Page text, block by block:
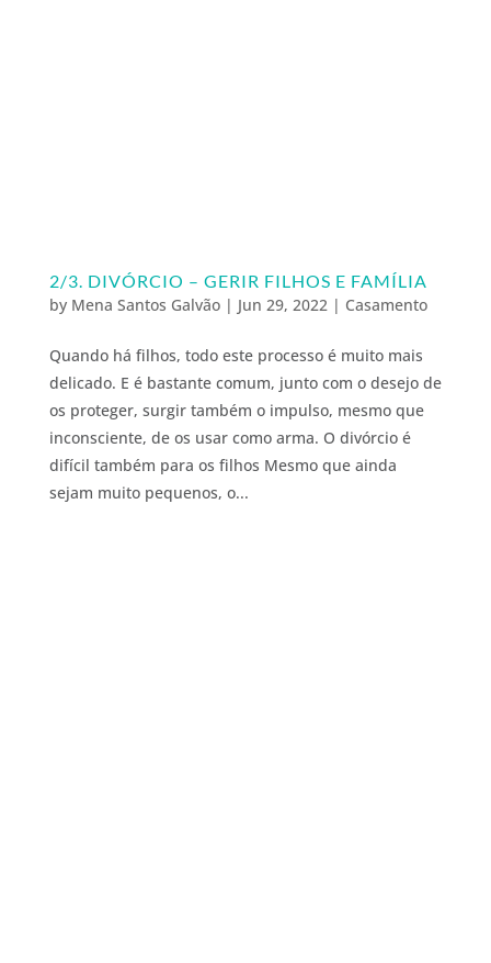
2/3. DIVÓRCIO – GERIR FILHOS E FAMÍLIA
by Mena Santos Galvão| Jun 29, 2022 | Casamento
Quando há filhos, todo este processo é muito mais
delicado. E é bastante comum, junto com o desejo de
os proteger, surgir também o impulso, mesmo que
inconsciente, de os usar como arma. O divórcio é
difícil também para os filhos Mesmo que ainda
sejam muito pequenos, o...